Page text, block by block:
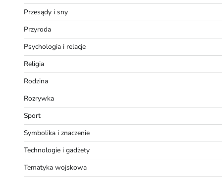
Przesądy i sny
Przyroda
Psychologia i relacje
Religia
Rodzina
Rozrywka
Sport
Symbolika i znaczenie
Technologie i gadżety
Tematyka wojskowa